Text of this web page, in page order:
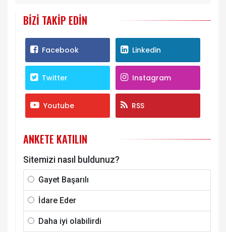
BIZI TAKIP EDIN
Facebook Linkedin
Twitter Instagram
Youtube RSS
ANKETE KATILIN
Sitemizi nasıl buldunuz?
Gayet Başarılı
İdare Eder
Daha iyi olabilirdi